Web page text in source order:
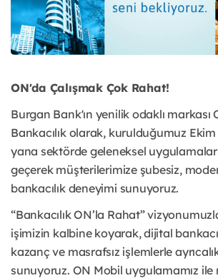
ON'da Çalışmak Çok Rahat!
Burgan Bank'ın yenilik odaklı markası
Bankacılık olarak, kurulduğumuz Ekim
yana sektörde geleneksel
geçerek müşterilerimize şubesiz,
bankacılık deneyimi sunuyoruz.
“Bankacılık ON’la Rahat”
işimizin kalbine koyarak, dijital
kazanç ve masrafsız işlemlerle
sunuyoruz. ON Mobil uygulamamız